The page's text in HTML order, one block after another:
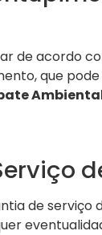
de acordo
que
de serviço